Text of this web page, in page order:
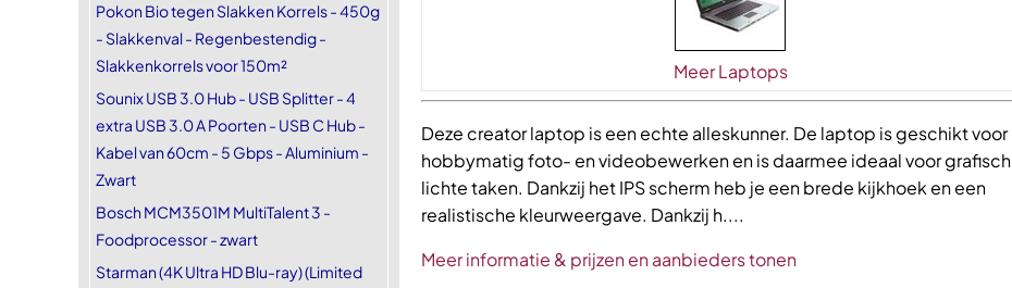
Pokon Bio tegen Slakken Korrels - 450g
- Slakkenval - Regenbestendig -
Slakkenkorrels voor 150m²
Sounix USB 3.0 Hub - USB Splitter - 4
extra USB 3.0 A Poorten - USB C Hub -
Kabel van 60cm - 5 Gbps - Aluminium -
Zwart
Bosch MCM3501M MultiTalent 3 -
Foodprocessor - zwart
Starman (4K Ultra HD Blu-ray) (Limited
Meer Laptops
Deze creator laptop is een echte alleskunner. De laptop is geschikt voor
hobbymatig foto- en videobewerken en is daarmee ideaal voor grafisch
lichte taken. Dankzij het IPS scherm heb je een brede kijkhoek en een
realistische kleurweergave. Dankzij h....
Meer informatie & prijzen en aanbieders tonen